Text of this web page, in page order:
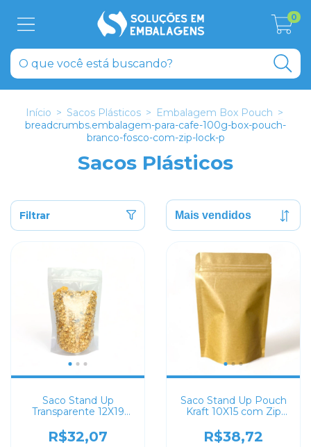
0
Início > Sacos Plásticos > Embalagem Box Pouch >
breadcrumbs.embalagem-para-cafe-100g-box-pouch-
branco-fosco-com-zip-lock-p
Sacos Plásticos
Filtrar
Saco Stand Up
Transparente 12X19
R$32,07
Saco Stand Up Pouch
Kraft 10X15 com Zip
R$38,72